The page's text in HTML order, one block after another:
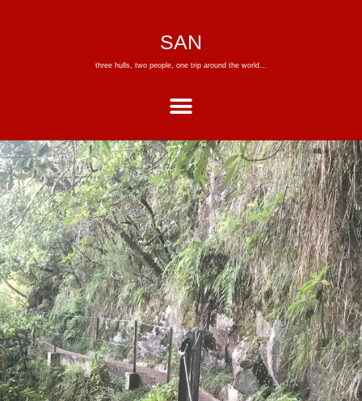
SAN
three hulls, two people, one trip around the world…